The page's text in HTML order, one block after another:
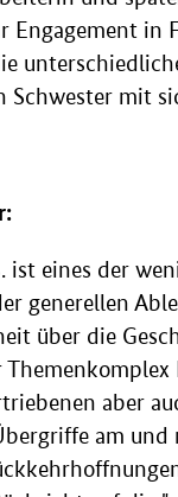
Engagement in
Schwester mit
ist eines der
generellen
über die
aber
am und